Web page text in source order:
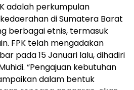
adalah perkumpulan
di Sumatera Barat
berbagai etnis, termasuk
FPK telah mengadakan
pada 15 Januari lalu, dihadiri
“Pengajuan kebutuhan
dalam bentuk